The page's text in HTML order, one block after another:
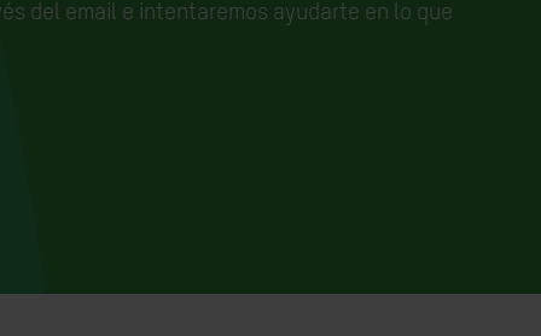
del email e intentaremos ayudarte en lo que